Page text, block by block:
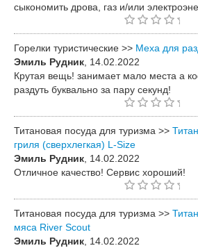
сыкономить дрова, газ и/или
Горелки туристические >> Меха для
Эмиль Рудник , 14.02.2022
Крутая вещь! занимает мало места а
раздуть буквально за пару секунд!
Титановая посуда для туризма >>
гриля (сверхлегкая) L-Size
Эмиль Рудник , 14.02.2022
Отличное качество! Сервис хороший!
Титановая посуда для туризма >>
мяса River Scout
Эмиль Рудник , 14.02.2022